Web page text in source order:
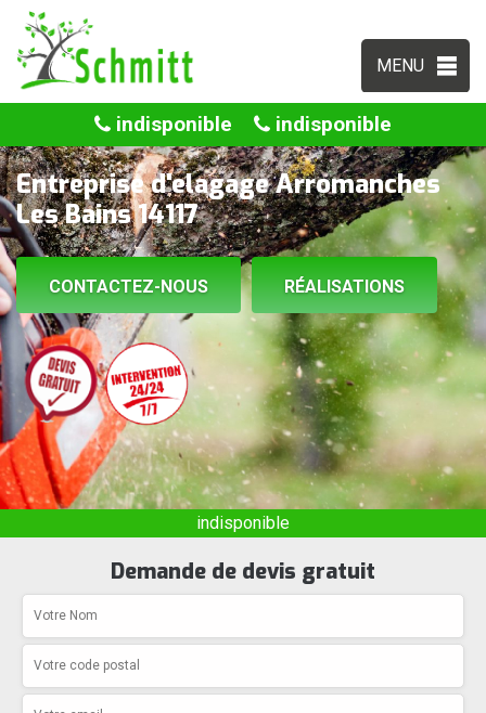
MENU
indisponible indisponible
Entreprise d'elagage Arromanches
Les Bains 14117
CONTACTEZ-NOUS RÉALISATIONS
indisponible
Demande de devis gratuit